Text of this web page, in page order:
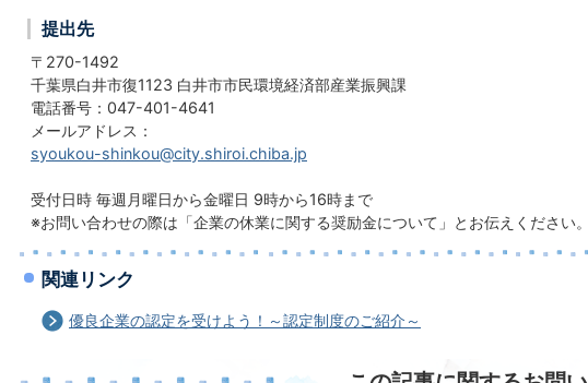
提出先
〒270-1492
千葉県白井市復1123 白井市市民環境経済部産業振興課
電話番号：047-401-4641
メールアドレス：
syoukou-shinkou@city.shiroi.chiba.jp
受付日時 毎週月曜日から金曜日 9時から16時まで
※お問い合わせの際は「企業の休業に関する奨励金について」とお伝えください。
関連リンク
優良企業の認定を受けよう！～認定制度のご紹介～